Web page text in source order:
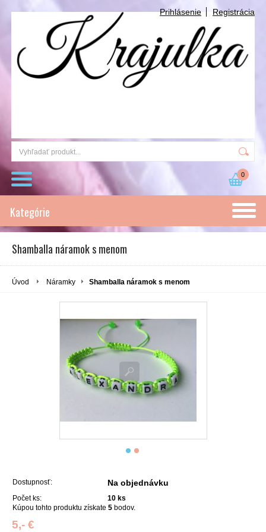
Prihlásenie Registrácia
0
Kategórie
Shamballa náramok s menom
Úvod Náramky Shamballa náramok s menom
Dostupnosť: Na objednávku
Počet ks: 10 ks
Kúpou tohto produktu získate 5 bodov.
5,- €